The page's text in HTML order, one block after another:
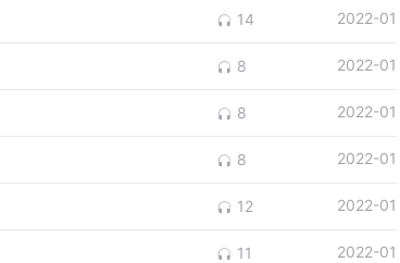
14 2022-01
8 2022-01
8 2022-01
8 2022-01
12 2022-01
11 2022-01